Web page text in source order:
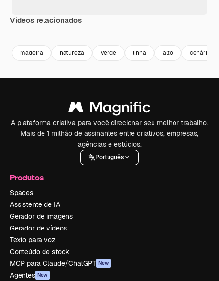
Vídeos relacionados
madeira natureza verde linha alto cenário
A plataforma criativa para você direcionar seu melhor trabalho.
Mais de 1 milhão de assinantes entre criativos, empresas,
agências e estúdios.
Português
Produtos
Spaces
Assistente de IA
Gerador de imagens
Gerador de vídeos
Texto para voz
Conteúdo de stock
MCP para Claude/ChatGPT New
Agentes New